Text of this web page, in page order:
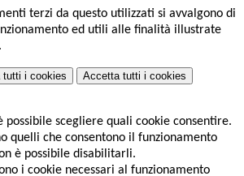
terzi da questo utilizzati si avvalgono di
ed utili alle finalità illustrate
.
tutti i cookies Accetta tutti i cookies
possibile scegliere quali cookie consentire.
quelli che consentono il funzionamento
è possibile disabilitarli.
i cookie necessari al funzionamento